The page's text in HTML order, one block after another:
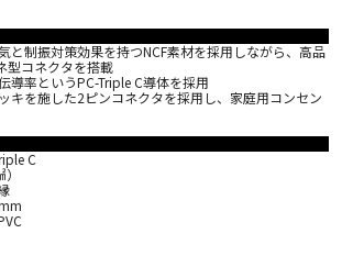
と制振対策効果を持つNCF素材を採用しながら、高品
型コネクタを搭載
導率というPC-Triple C導体を採用
キを施した2ピンコネクタを採用し、家庭用コンセン
C